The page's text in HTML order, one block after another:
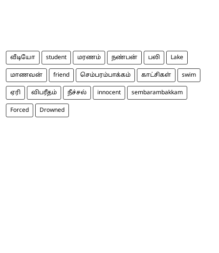
வீடியோ student மரணம் நண்பன் பலி Lake
மாணவன் friend செம்பரம்பாக்கம் காட்சிகள் swim
ஏரி விபரீதம் நீச்சல் innocent sembarambakkam
Forced Drowned